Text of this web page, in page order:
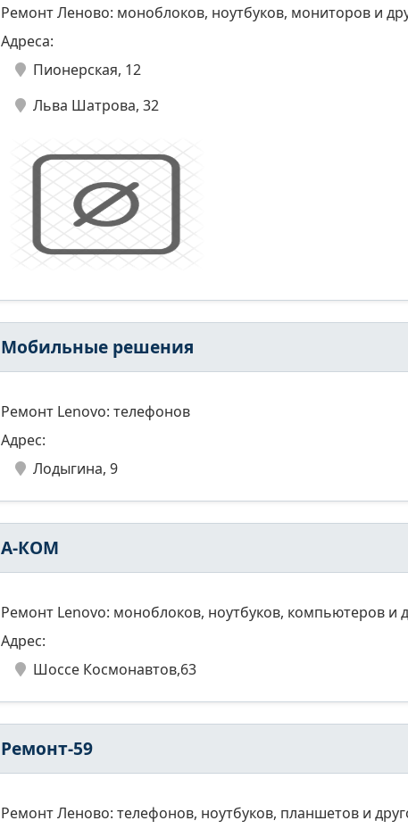
Ремонт Леново: моноблоков, ноутбуков, мониторов и
Адреса:
Пионерская, 12
Льва Шатрова, 32
Мобильные решения
Ремонт Lenovo: телефонов
Адрес:
Лодыгина, 9
А-КОМ
Ремонт Lenovo: моноблоков, ноутбуков, компьютеров и
Адрес:
Шоссе Космонавтов,63
Ремонт-59
Ремонт Леново: телефонов, ноутбуков, планшетов и